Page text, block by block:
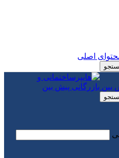
اصلی